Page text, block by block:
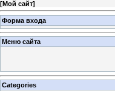
[Мой сайт]
Форма входа
Меню сайта
Categories